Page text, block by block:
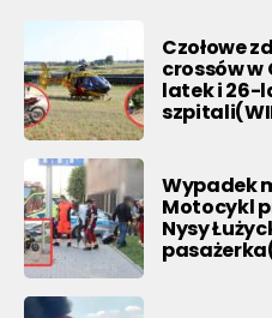
Czołowe
crossów w
latek i 26-
Wypadek
Motocykl
Nysy